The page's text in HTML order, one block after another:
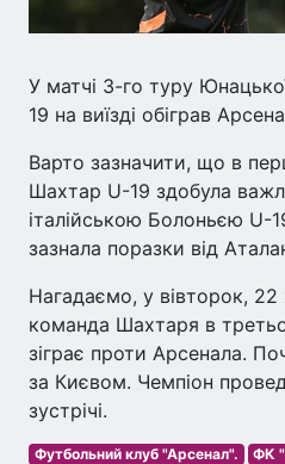
У матчі 3-го туру
19 на виїзді обіграв
Варто зазначити, що в
Шахтар U-19 здобула
італійською Болоньєю U-
зазнала поразки від
Нагадаємо, у вівторок,
команда Шахтаря в
зіграє проти Арсенала.
за Києвом. Чемпіон
зустрічі.
Футбольний клуб "Арсенал".
ФК